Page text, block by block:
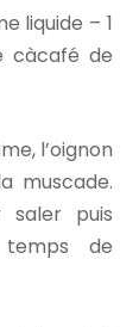
liquide – 1
càcafé de
l’oignon
muscade.
puis
de